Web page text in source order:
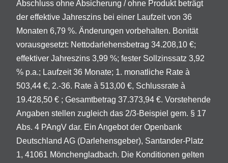
Abschluss ohne Absicherung / ohne Produkt beträgt
der effektive Jahreszins bei einer Laufzeit von 36
Monaten 6,79 %. Änderungen vorbehalten. Bonität
vorausgesetzt: Nettodarlehensbetrag 34.208,10 €;
effektiver Jahreszins 3,99 %; fester Sollzinssatz 3,92
% p.a.; Laufzeit 36 Monate; 1. monatliche Rate à
503,44 €, 2.-36. Rate à 513,00 €, Schlussrate à
19.428,50 € ; Gesamtbetrag 37.373,94 €. Vorstehende
Angaben stellen zugleich das 2/3-Beispiel gem. § 17
Abs. 4 PAngV dar. Ein Angebot der Openbank
Deutschland AG (Darlehensgeber), Santander-Platz
1, 41061 Mönchengladbach. Die Konditionen gelten